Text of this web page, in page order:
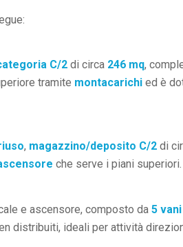
C/2 di circa 246 mq,
tramite montacarichi ed è
, magazzino/deposito C/2 di
che serve i piani superiori.
e ascensore, composto da 5
distribuiti, ideali per attività